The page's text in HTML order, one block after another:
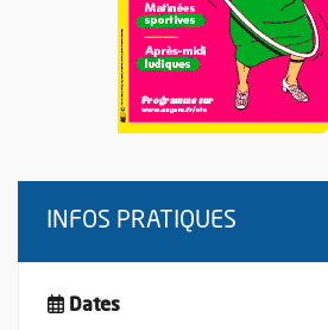
INFOS PRATIQUES
Dates